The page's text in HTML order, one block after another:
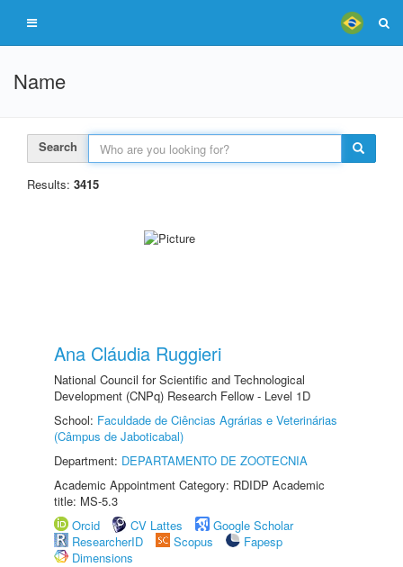
Name
Search
Results: 3415
Ana Cláudia Ruggieri
National Council for Scientific and Technological
Development (CNPq) Research Fellow - Level 1D
School: Faculdade de Ciências Agrárias e Veterinárias
(Câmpus de Jaboticabal)
Department: DEPARTAMENTO DE ZOOTECNIA
Academic Appointment Category: RDIDP Academic
title: MS-5.3
Orcid
CV Lattes
Google Scholar
ResearcherID
Scopus
Fapesp
Dimensions